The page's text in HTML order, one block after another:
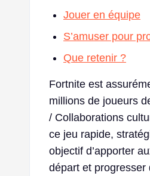
Jouer en équipe
S’amuser pour
Que retenir ?
Fortnite est
millions de joueurs
/ Collaborations
ce jeu rapide,
objectif d’apporter
départ et progresser